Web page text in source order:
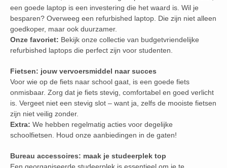
een goede laptop is een investering die het waard is. Wil je
besparen? Overweeg een refurbished laptop. Die zijn niet alleen
goedkoper, maar ook duurzamer.
Onze favoriet: Bekijk onze collectie van budgetvriendelijke
refurbished laptops die perfect zijn voor studenten.
Fietsen: jouw vervoersmiddel naar succes
Voor wie op de fiets naar school gaat, is een goede fiets
onmisbaar. Zorg dat je fiets stevig, comfortabel en goed verlicht
is. Vergeet niet een stevig slot – want ja, zelfs de mooiste fietsen
zijn niet veilig zonder.
Extra: We hebben regelmatig acties voor degelijke
schoolfietsen. Houd onze aanbiedingen in de gaten!
Bureau accessoires: maak je studeerplek top